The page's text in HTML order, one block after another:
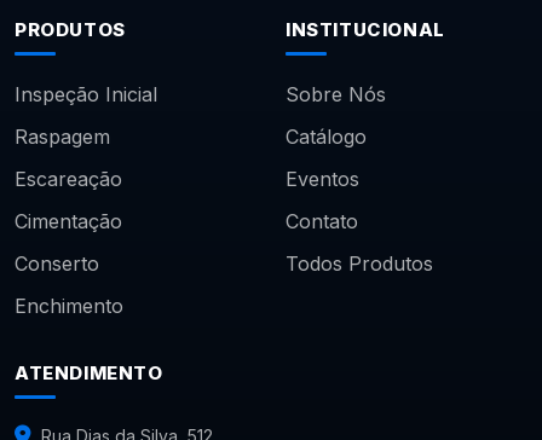
PRODUTOS
Inspeção Inicial
Raspagem
Escareação
Cimentação
Conserto
Enchimento
INSTITUCIONAL
Sobre Nós
Catálogo
Eventos
Contato
Todos Produtos
ATENDIMENTO
Rua Dias da Silva, 512